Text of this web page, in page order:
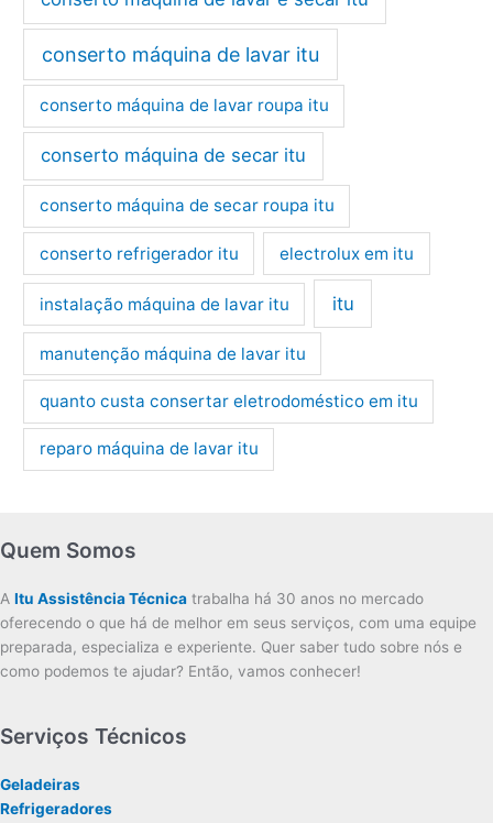
conserto máquina de lavar itu
conserto máquina de lavar roupa itu
conserto máquina de secar itu
conserto máquina de secar roupa itu
conserto refrigerador itu electrolux em itu
instalação máquina de lavar itu itu
manutenção máquina de lavar itu
quanto custa consertar eletrodoméstico em itu
reparo máquina de lavar itu
Quem Somos
A Itu Assistência Técnica trabalha há 30 anos no mercado
oferecendo o que há de melhor em seus serviços, com uma equipe
preparada, especializa e experiente. Quer saber tudo sobre nós e
como podemos te ajudar? Então, vamos conhecer!
Serviços Técnicos
Geladeiras
Refrigeradores